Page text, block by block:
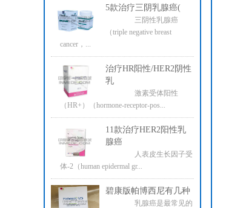
5款治疗三阴乳腺癌(
三阴性乳腺癌
（triple negative breast
cancer，...
治疗HR阳性/HER2阴性
乳
激素受体阳性
（HR+）（hormone-receptor-pos...
11款治疗HER2阳性乳
腺癌
人表皮生长因子受
体-2（human epidermal gr...
碧康版帕博西尼有几种
乳腺癌是最常见的